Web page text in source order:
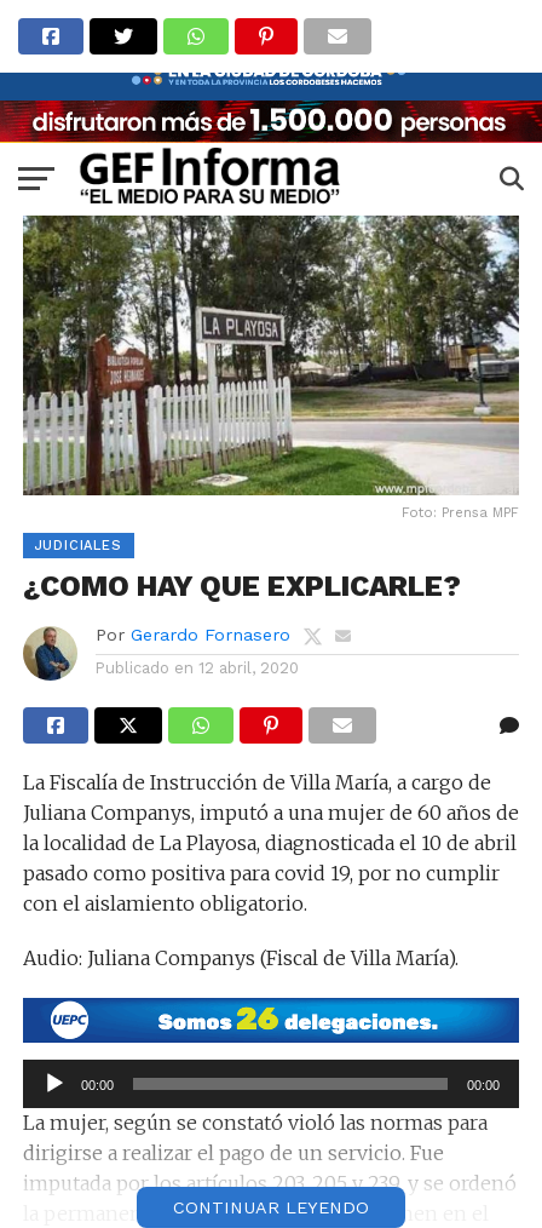
Foto: Prensa MPF
JUDICIALES
¿COMO HAY QUE EXPLICARLE?
Por Gerardo Fornasero
Publicado en 12 abril, 2020
La Fiscalía de Instrucción de Villa María, a cargo de
Juliana Companys, imputó a una mujer de 60 años de
la localidad de La Playosa, diagnosticada el 10 de abril
pasado como positiva para covid 19, por no cumplir
con el aislamiento obligatorio.
Audio: Juliana Companys (Fiscal de Villa María).
Reproductor
de
audio
00:00 00:00
La mujer, según se constató violó las normas para
dirigirse a realizar el pago de un servicio. Fue
imputada por los artículos 203, 205 y 239, y se ordenó
la permanencia en su domicilio. Intervienen en el
CONTINUAR LEYENDO